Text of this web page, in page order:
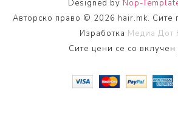
Designed by Nop-
Авторско право © 2026 hair.mk. Сите
Изработка Медиа Дот
Сите цени се со вклучен